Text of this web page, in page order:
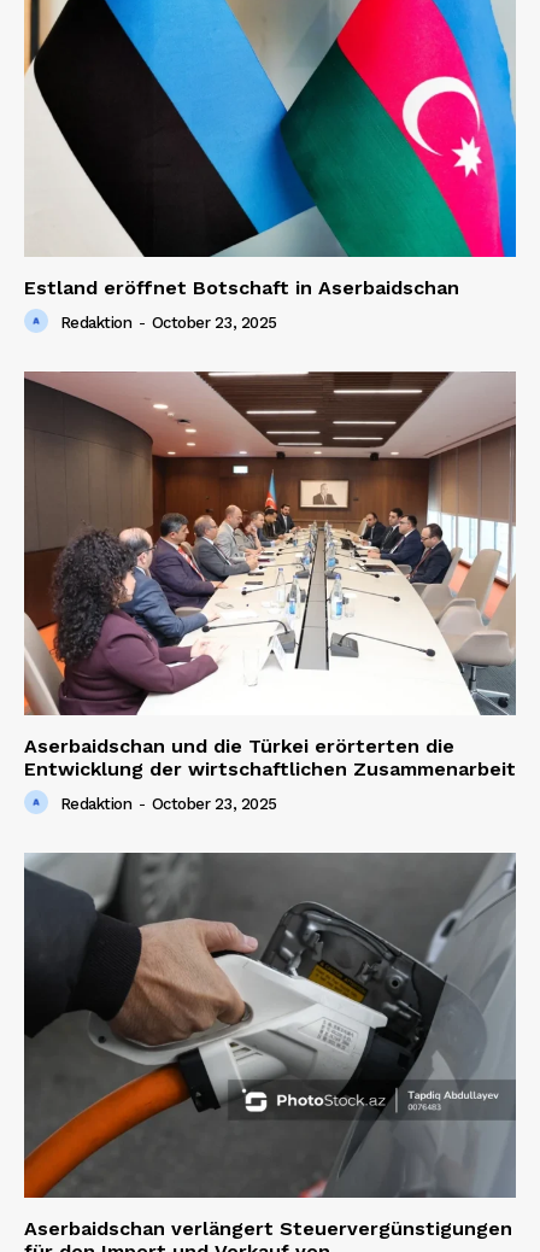
Estland eröffnet Botschaft in Aserbaidschan
Redaktion - October 23, 2025
Aserbaidschan und die Türkei erörterten die
Entwicklung der wirtschaftlichen Zusammenarbeit
Redaktion - October 23, 2025
Aserbaidschan verlängert Steuervergünstigungen